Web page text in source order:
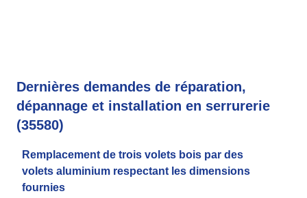
Dernières demandes de réparation,
dépannage et installation en serrurerie
(35580)
Remplacement de trois volets bois par des
volets aluminium respectant les dimensions
fournies